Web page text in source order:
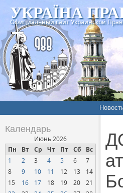
УКРАЇНА
Официальный сайт Украинской
Календарь
Июнь 2026
Пн
Вт Ср Чт Пт Сб Вс
1 2 3 4 5 6
7
8
9 10 11 12 13
14
15
16 17 18 19 20
21